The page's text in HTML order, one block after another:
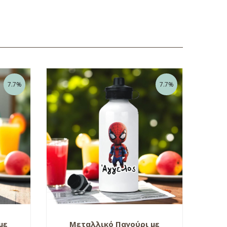
7.7% 7.7%
Μεταλλικό Παγούρι με